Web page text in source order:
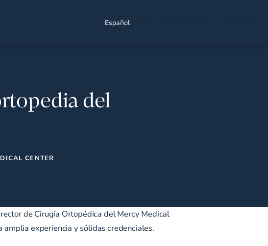
Español
del
CENTER
de Cirugía Ortopédica del Mercy Medical
amplia experiencia y sólidas credenciales.